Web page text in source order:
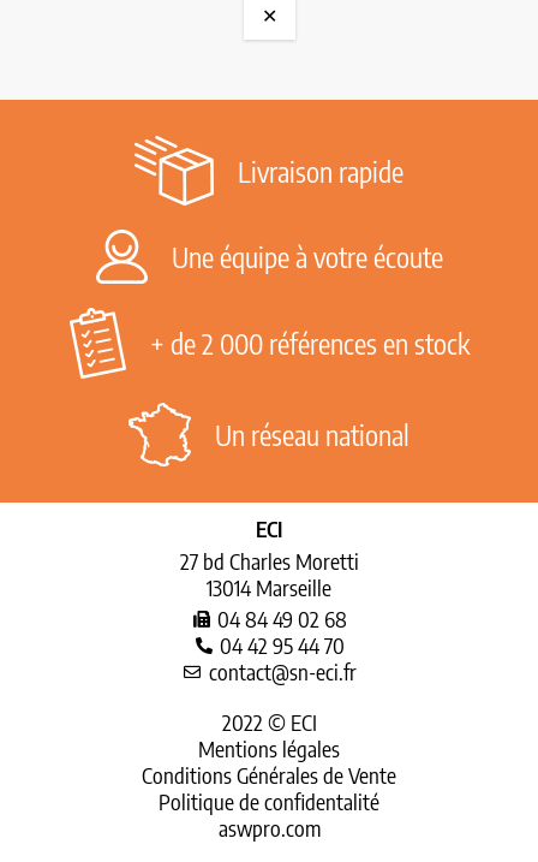
✕
Livraison rapide
Une équipe à votre écoute
+ de 2 000 références en stock
Un réseau national
ECI
27 bd Charles Moretti
13014 Marseille
04 84 49 02 68
04 42 95 44 70
contact@sn-eci.fr
2022 © ECI
Mentions légales
Conditions Générales de Vente
Politique de confidentalité
aswpro.com